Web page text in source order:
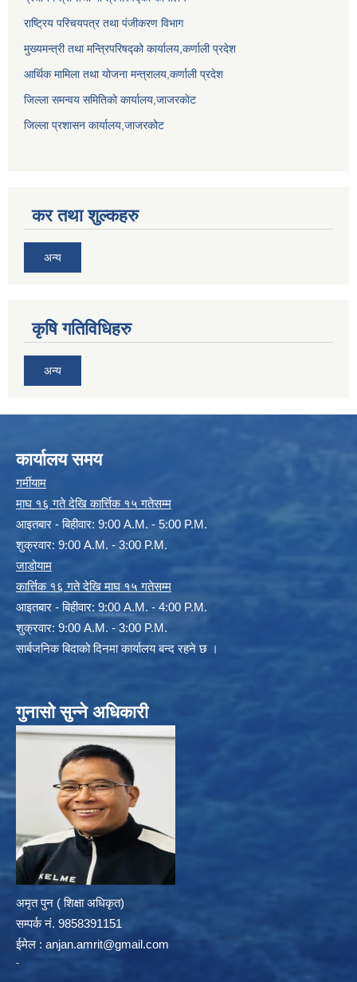
राष्ट्रिय परिचयपत्र तथा पंजीकरण विभाग
मुख्यमन्त्री तथा मन्त्रिपरिषद्को कार्यालय,कर्णाली प्रदेश
आर्थिक मामिला तथा योजना मन्त्रालय,कर्णाली प्रदेश
जिल्ला समन्वय समितिको कार्यालय,जाजरकाेट
जिल्ला प्रशासन कार्यालय,जाजरकोट
कर तथा शुल्कहरु
अन्य
कृषि गतिविधिहरु
अन्य
कार्यालय समय
गर्मीयाम
माघ १६ गते देखि कार्त्तिक १५ गतेसम्म
आइतबार - बिहीवार: 9:00 A.M. - 5:00 P.M.
शुक्रवार: 9:00 A.M. - 3:00 P.M.
जाडोयाम
कार्त्तिक १६ गते देखि माघ १५ गतेसम्म
आइतबार - बिहीवार: 9:00 A.M. - 4:00 P.M.
शुक्रवार: 9:00 A.M. - 3:00 P.M.
सार्बजनिक बिदाको दिनमा कार्यालय बन्द रहने छ ।
गुनासो सुन्ने अधिकारी
अमृत पुन ( शिक्षा अधिकृत)
सम्पर्क न‌ं. 9858391151
ईमेल : anjan.amrit@gmail.com